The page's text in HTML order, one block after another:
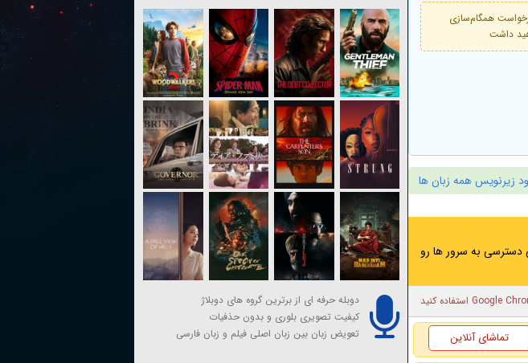
هر 2 ساعت یک‌بار درخواست همگام‌سازی
زیرنویس همه زبان ها
لینک 1 شده که در شرایط جنگی دسترسی به سرور ها رو
تماشای آنلاین
دوبله حرفه ای از برترین گروه های دوبلاژ
کیفیت تصویری بلوری و بدون حذفیات
تعویض زبان بین زبان اصلی فیلم و زبان فارسی